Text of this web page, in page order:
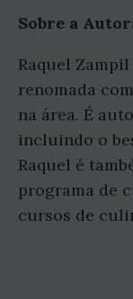
Sobre a
Raquel
renomada
na área. É
incluindo o
Raquel é
programa de
cursos de